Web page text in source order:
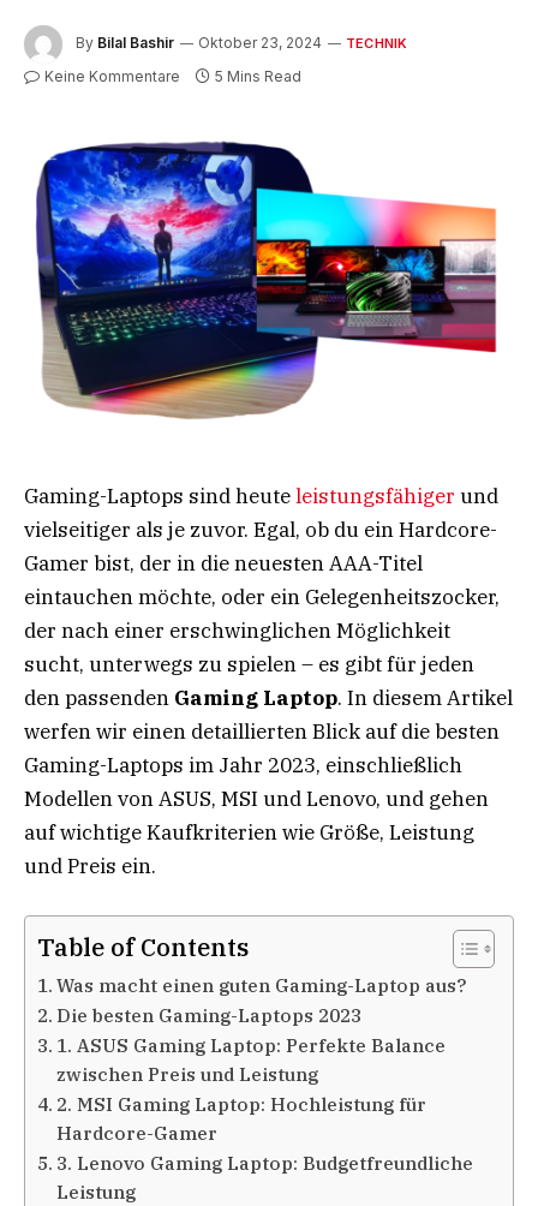
By Bilal Bashir Oktober 23, 2024 TECHNIK
Keine Kommentare 5 Mins Read
Gaming-Laptops sind heuteleistungsfähiger und
vielseitiger als je zuvor. Egal, ob du ein Hardcore-
Gamer bist, der in die neuesten AAA-Titel
eintauchen möchte, oder ein Gelegenheitszocker,
der nach einer erschwinglichen Möglichkeit
sucht, unterwegs zu spielen – es gibt für jeden
den passenden Gaming Laptop. In diesem Artikel
werfen wir einen detaillierten Blick auf die besten
Gaming-Laptops im Jahr 2023, einschließlich
Modellen von ASUS, MSI und Lenovo, und gehen
auf wichtige Kaufkriterien wie Größe, Leistung
und Preis ein.
Table of Contents
Was macht einen guten Gaming-Laptop aus?
Die besten Gaming-Laptops 2023
1. ASUS Gaming Laptop: Perfekte Balance
zwischen Preis und Leistung
2. MSI Gaming Laptop: Hochleistung für
Hardcore-Gamer
3. Lenovo Gaming Laptop: Budgetfreundliche
Leistung